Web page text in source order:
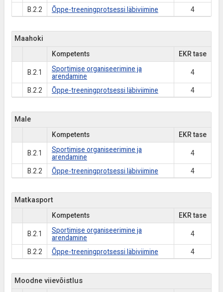
B.2.2 Õppe-treeningprotsessi läbiviimine 4
Maahoki
Kompetents EKR tase
B.2.1
Sportimise organiseerimine ja
arendamine
4
B.2.2 Õppe-treeningprotsessi läbiviimine 4
Male
Kompetents EKR tase
B.2.1
Sportimise organiseerimine ja
arendamine
4
B.2.2 Õppe-treeningprotsessi läbiviimine 4
Matkasport
Kompetents EKR tase
B.2.1
Sportimise organiseerimine ja
arendamine
4
B.2.2 Õppe-treeningprotsessi läbiviimine 4
Moodne viievõistlus